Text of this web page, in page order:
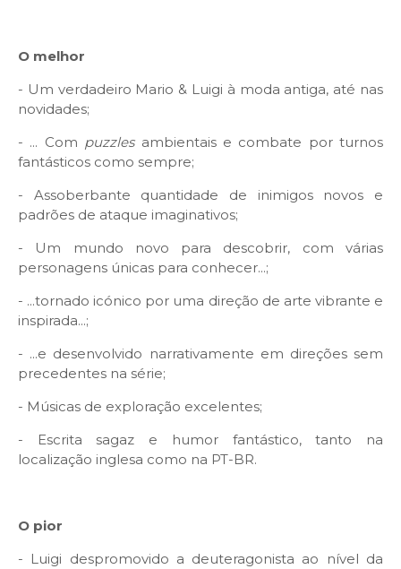
O melhor
- Um verdadeiro Mario & Luigi à moda antiga, até nas
novidades;
- ... Com puzzles ambientais e combate por turnos
fantásticos como sempre;
- Assoberbante quantidade de inimigos novos e
padrões de ataque imaginativos;
- Um mundo novo para descobrir, com várias
personagens únicas para conhecer...;
- ...tornado icónico por uma direção de arte vibrante e
inspirada...;
- ...e desenvolvido narrativamente em direções sem
precedentes na série;
- Músicas de exploração excelentes;
- Escrita sagaz e humor fantástico, tanto na
localização inglesa como na PT-BR.
O pior
- Luigi despromovido a deuteragonista ao nível da